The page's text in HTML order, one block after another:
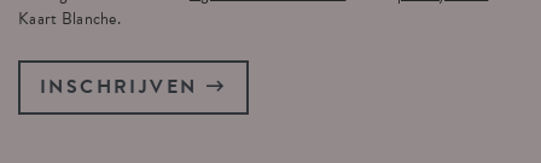
Kaart Blanche.
INSCHRIJVEN